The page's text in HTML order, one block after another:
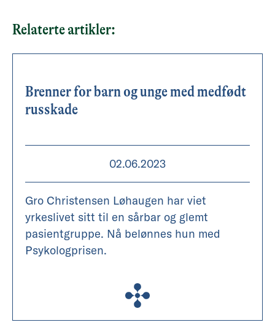
Relaterte artikler:
Brenner for barn og unge med medfødt
russkade
02.06.2023
Gro Christensen Løhaugen har viet
yrkeslivet sitt til en sårbar og glemt
pasientgruppe. Nå belønnes hun med
Psykologprisen.